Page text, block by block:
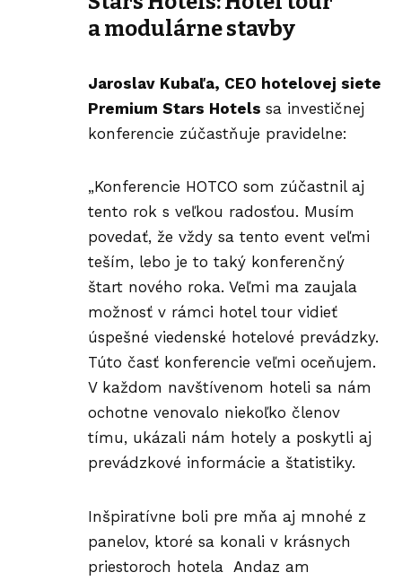
a modulárne stavby
Jaroslav Kubaľa, CEO hotelovej siete
Premium Stars Hotels sa investičnej
konferencie zúčastňuje pravidelne:
„Konferencie HOTCO som zúčastnil aj
tento rok s veľkou radosťou. Musím
povedať, že vždy sa tento event veľmi
teším, lebo je to taký konferenčný
štart nového roka. Veľmi ma zaujala
možnosť v rámci hotel tour vidieť
úspešné viedenské hotelové prevádzky.
Túto časť konferencie veľmi oceňujem.
V každom navštívenom hoteli sa nám
ochotne venovalo niekoľko členov
tímu, ukázali nám hotely a poskytli aj
prevádzkové informácie a štatistiky.
Inšpiratívne boli pre mňa aj mnohé z
panelov, ktoré sa konali v krásnych
priestoroch hotela Andaz am